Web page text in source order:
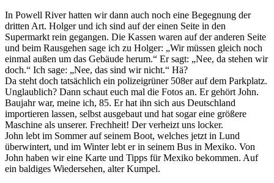
In Powell River hatten wir dann auch noch eine Begegnung der
dritten Art. Holger und ich sind auf der einen Seite in den
Supermarkt rein gegangen. Die Kassen waren auf der anderen Seite
und beim Rausgehen sage ich zu Holger: „Wir müssen gleich noch
einmal außen um das Gebäude herum.“ Er sagt: „Nee, da stehen wir
doch.“ Ich sage: „Nee, das sind wir nicht.“ Hä?
Da steht doch tatsächlich ein polizeigrüner 508er auf dem Parkplatz.
Unglaublich? Dann schaut euch mal die Fotos an. Er gehört John.
Baujahr war, meine ich, 85. Er hat ihn sich aus Deutschland
importieren lassen, selbst ausgebaut und hat sogar eine größere
Maschine als unserer. Frechheit! Der verheizt uns locker.
John lebt im Sommer auf seinem Boot, welches jetzt in Lund
überwintert, und im Winter lebt er in seinem Bus in Mexiko. Von
John haben wir eine Karte und Tipps für Mexiko bekommen. Auf
ein baldiges Wiedersehen, alter Kumpel.